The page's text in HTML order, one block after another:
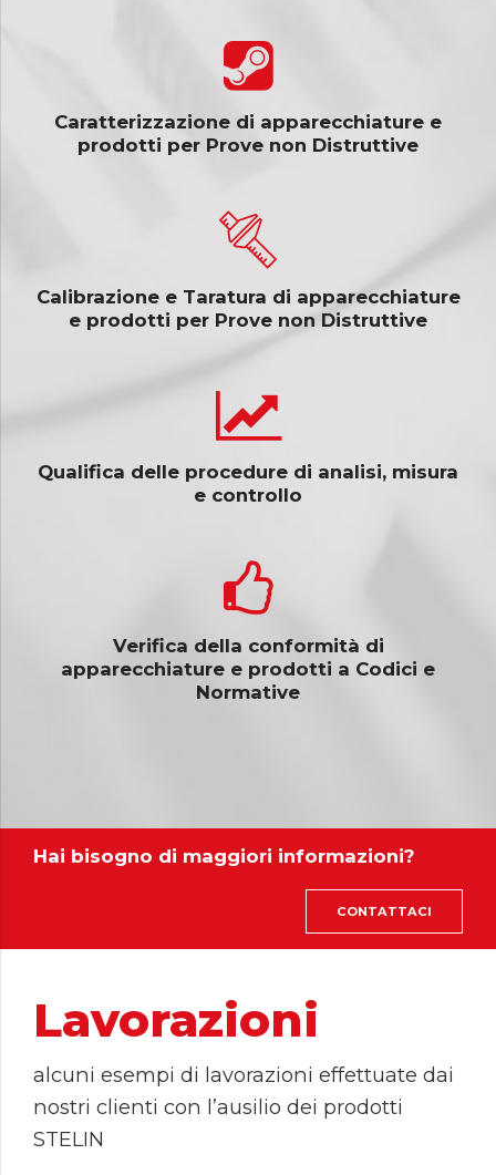
Caratterizzazione di apparecchiature e
prodotti per Prove non Distruttive
Calibrazione e Taratura di apparecchiature
e prodotti per Prove non Distruttive
Qualifica delle procedure di analisi, misura
e controllo
Verifica della conformità di
apparecchiature e prodotti a Codici e
Normative
Hai bisogno di maggiori informazioni?
CONTATTACI
Lavorazioni
alcuni esempi di lavorazioni effettuate dai
nostri clienti con l’ausilio dei prodotti
STELIN